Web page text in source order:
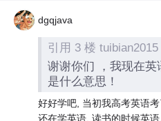
dgqjava
引用 3 楼
谢谢你们 ，我现在英
是什么意思！
好好学吧, 当初我高考英语
还在学英语, 读书的时候英